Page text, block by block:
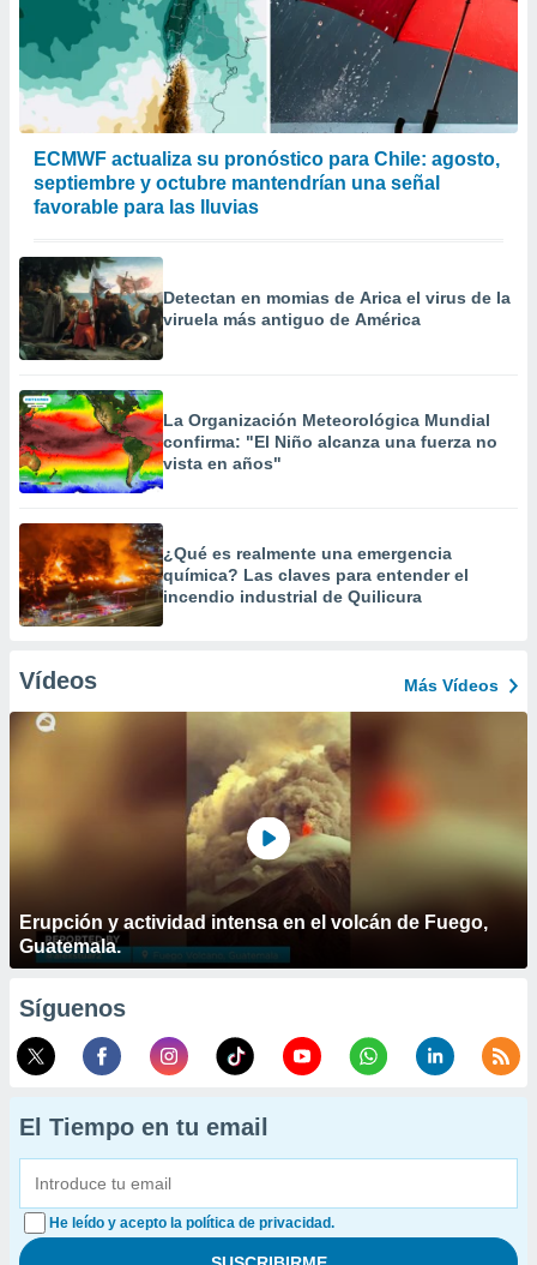
ECMWF actualiza su pronóstico para Chile: agosto,
septiembre y octubre mantendrían una señal
favorable para las lluvias
Detectan en momias de Arica el virus de la
viruela más antiguo de América
La Organización Meteorológica Mundial
confirma: "El Niño alcanza una fuerza no
vista en años"
¿Qué es realmente una emergencia
química? Las claves para entender el
incendio industrial de Quilicura
Vídeos Más Vídeos
Erupción y actividad intensa en el volcán de Fuego,
Guatemala.
Síguenos
El Tiempo en tu email
He leído y acepto la política de privacidad.